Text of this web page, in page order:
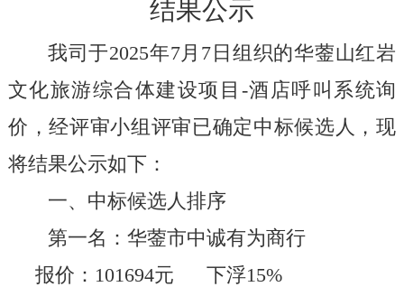
结果公示
我司于2025年7月 7日组织的华蓥山红岩
文化旅游综合体建设项目 -酒店呼叫系统询
价 ，经评审小组评审已确定中标候选人，现
将结果公示如下：
一、中标候选人排序
第一名 ：华蓥市中诚有为商行
报价： 101694元 下浮15%